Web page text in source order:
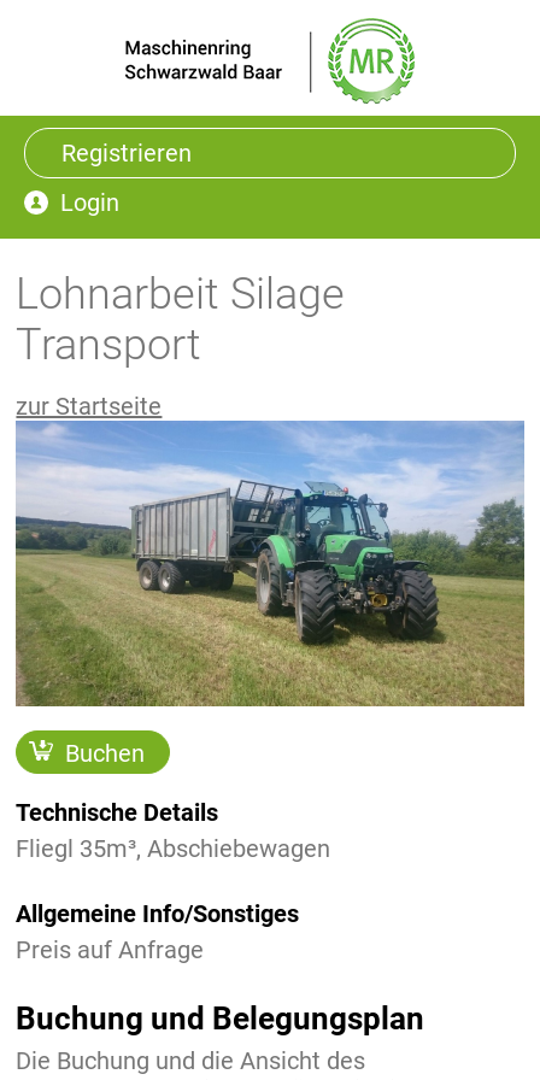
Registrieren
Login
Lohnarbeit Silage
Transport
zur Startseite
Buchen
Technische Details
Fliegl 35m³, Abschiebewagen
Allgemeine Info/Sonstiges
Preis auf Anfrage
Buchung und Belegungsplan
Die Buchung und die Ansicht des